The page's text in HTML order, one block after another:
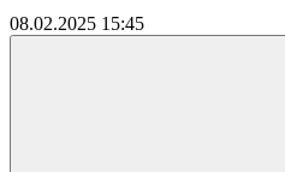
08.02.2025 15:45